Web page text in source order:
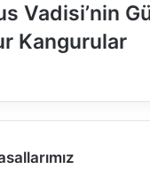
Vadisi’nin
Kangurular